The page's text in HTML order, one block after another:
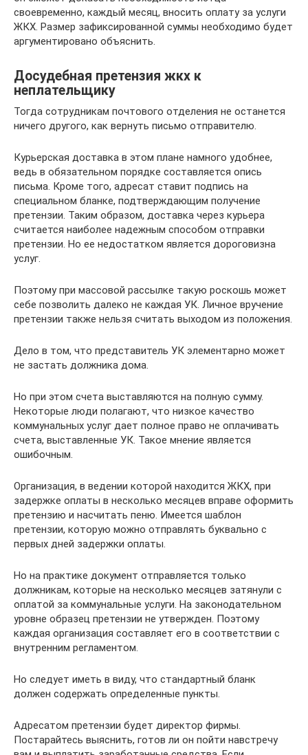
своевременно, каждый месяц, вносить оплату за услуги
ЖКХ. Размер зафиксированной суммы необходимо будет
аргументировано объяснить.
Досудебная претензия жкх к
неплательщику
Тогда сотрудникам почтового отделения не останется
ничего другого, как вернуть письмо отправителю.
Курьерская доставка в этом плане намного удобнее,
ведь в обязательном порядке составляется опись
письма. Кроме того, адресат ставит подпись на
специальном бланке, подтверждающим получение
претензии. Таким образом, доставка через курьера
считается наиболее надежным способом отправки
претензии. Но ее недостатком является дороговизна
услуг.
Поэтому при массовой рассылке такую роскошь может
себе позволить далеко не каждая УК. Личное вручение
претензии также нельзя считать выходом из положения.
Дело в том, что представитель УК элементарно может
не застать должника дома.
Но при этом счета выставляются на полную сумму.
Некоторые люди полагают, что низкое качество
коммунальных услуг дает полное право не оплачивать
счета, выставленные УК. Такое мнение является
ошибочным.
Организация, в ведении которой находится ЖКХ, при
задержке оплаты в несколько месяцев вправе оформить
претензию и насчитать пеню. Имеется шаблон
претензии, которую можно отправлять буквально с
первых дней задержки оплаты.
Но на практике документ отправляется только
должникам, которые на несколько месяцев затянули с
оплатой за коммунальные услуги. На законодательном
уровне образец претензии не утвержден. Поэтому
каждая организация составляет его в соответствии с
внутренним регламентом.
Но следует иметь в виду, что стандартный бланк
должен содержать определенные пункты.
Адресатом претензии будет директор фирмы.
Постарайтесь выяснить, готов ли он пойти навстречу